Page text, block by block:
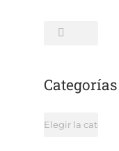
Buscar:
Categorías
Categorías